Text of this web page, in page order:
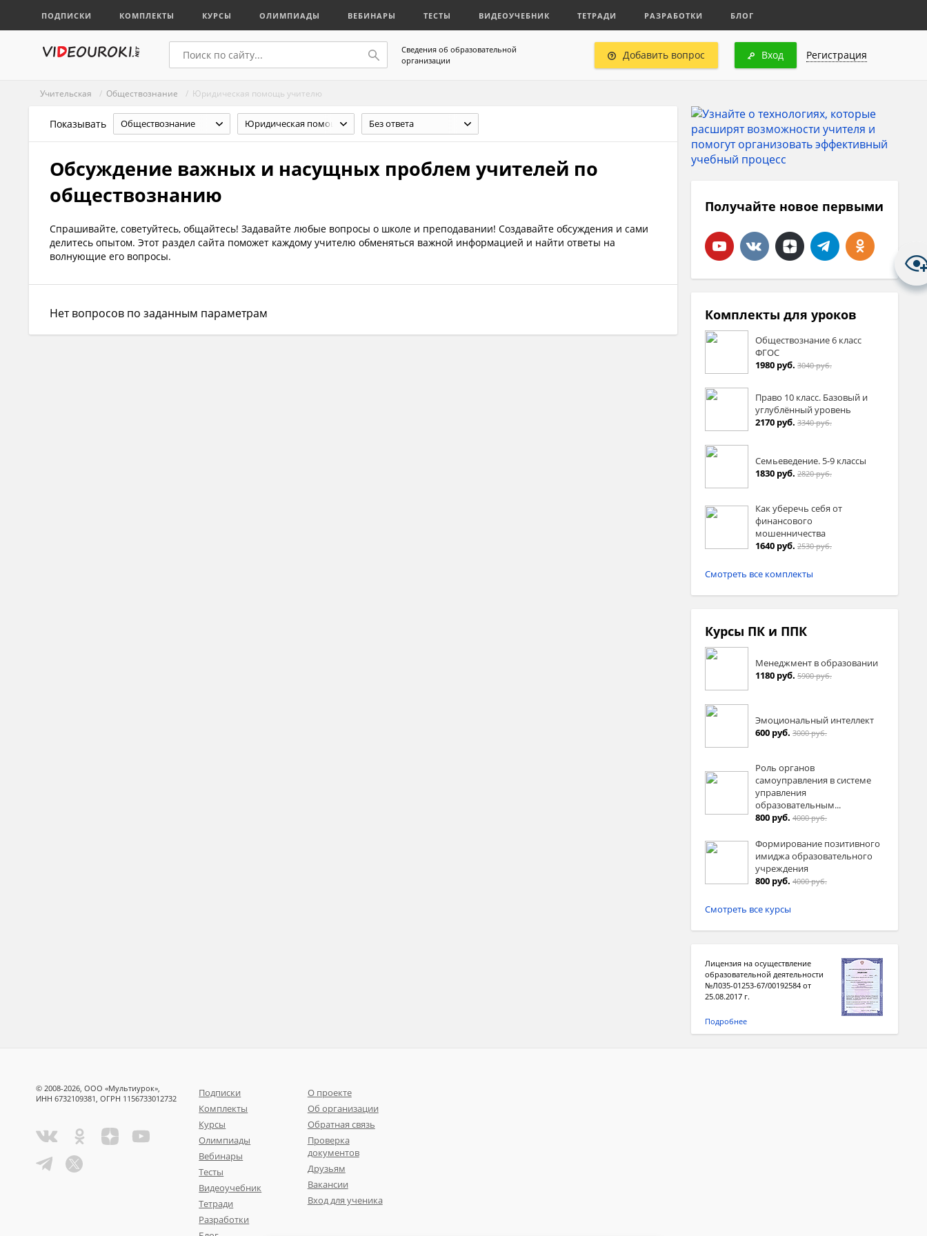
ПОДПИСКИ КОМПЛЕКТЫ КУРСЫ ОЛИМПИАДЫ ВЕБИНАРЫ ТЕСТЫ ВИДЕОУЧЕБНИК ТЕТРАДИ РАЗРАБОТКИ БЛОГ
Сведения об образовательной
организации
Добавить вопрос Вход Регистрация
Учительская / Обществознание / Юридическая помощь учителю
Показывать Обществознание Юридическая помощь учителю Без ответа
Обсуждение важных и насущных проблем учителей по
обществознанию
Спрашивайте, советуйтесь, общайтесь! Задавайте любые вопросы о школе и преподавании! Создавайте обсуждения и сами
делитесь опытом. Этот раздел сайта поможет каждому учителю обменяться важной информацией и найти ответы на
волнующие его вопросы.
Нет вопросов по заданным параметрам
Получайте новое первыми
Комплекты для уроков
Обществознание 6 класс
ФГОС
1980 руб. 3040 руб.
Право 10 класс. Базовый и
углублённый уровень
2170 руб. 3340 руб.
Семьеведение. 5-9 классы
1830 руб. 2820 руб.
Как уберечь себя от
финансового
мошенничества
1640 руб. 2530 руб.
Смотреть все комплекты
Курсы ПК и ППК
Менеджмент в образовании
1180 руб. 5900 руб.
Эмоциональный интеллект
600 руб. 3000 руб.
Роль органов
самоуправления в системе
управления
образовательным...
800 руб. 4000 руб.
Формирование позитивного
имиджа образовательного
учреждения
800 руб. 4000 руб.
Смотреть все курсы
Лицензия на осуществление
образовательной деятельности
№Л035-01253-67/00192584 от
25.08.2017 г.
Подробнее
© 2008-2026, ООО «Мультиурок»,
ИНН 6732109381, ОГРН 1156733012732
Подписки
Комплекты
Курсы
Олимпиады
Вебинары
Тесты
Видеоучебник
Тетради
Разработки
О проекте
Об организации
Обратная связь
Проверка
документов
Друзьям
Вакансии
Вход для ученика